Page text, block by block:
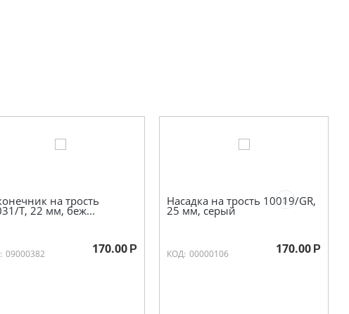
на трость
Т, 22 мм, беж...
09000382 170.00 Р
Насадка на трость 10019/GR,
25 мм, серый
КОД: 00000106 170.00 Р